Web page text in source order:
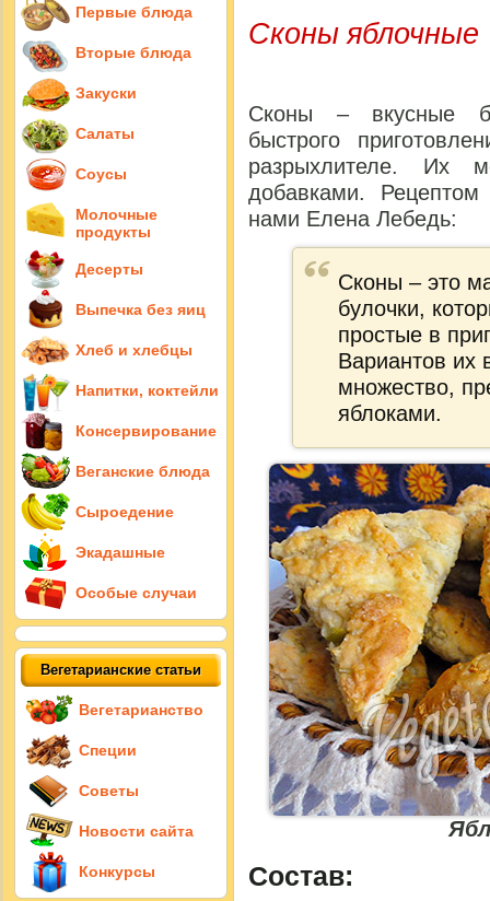
Сконы яблочные
Сконы – вкусные
быстрого
разрыхлителе. Их
добавками.
нами Елена Лебедь:
Сконы – это
булочки,
простые в
Вариантов их
множество,
яблоками.
Состав:
Первые блюда
Вторые блюда
Закуски
Салаты
Соусы
Молочные
продукты
Десерты
Выпечка без яиц
Хлеб и хлебцы
Напитки, коктейли
Консервирование
Веганские блюда
Сыроедение
Экадашные
Особые случаи
Вегетарианские статьи
Вегетарианство
Специи
Советы
Новости сайта
Конкурсы